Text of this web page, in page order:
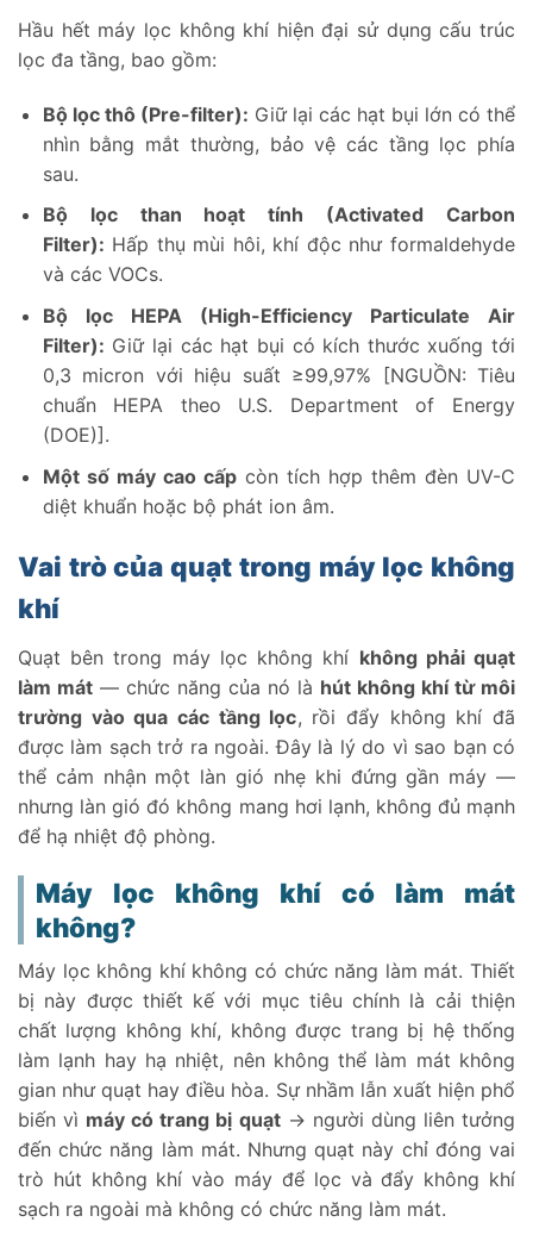
Hầu hết máy lọc không khí hiện đại sử dụng cấu trúc
lọc đa tầng, bao gồm:
Bộ lọc thô (Pre-filter): Giữ lại các hạt bụi lớn có thể
nhìn bằng mắt thường, bảo vệ các tầng lọc phía
sau.
Bộ lọc than hoạt tính (Activated Carbon
Filter): Hấp thụ mùi hôi, khí độc như formaldehyde
và các VOCs.
Bộ lọc HEPA (High-Efficiency Particulate Air
Filter): Giữ lại các hạt bụi có kích thước xuống tới
0,3 micron với hiệu suất ≥99,97% [NGUỒN: Tiêu
chuẩn HEPA theo U.S. Department of Energy
(DOE)].
Một số máy cao cấpcòn tích hợp thêm đèn UV-C
diệt khuẩn hoặc bộ phát ion âm.
Vai trò của quạt trong máy lọc không
khí
Quạt bên trong máy lọc không khí không phải quạt
làm mát — chức năng của nó là hút không khí từ môi
trường vào qua các tầng lọc, rồi đẩy không khí đã
được làm sạch trở ra ngoài. Đây là lý do vì sao bạn có
thể cảm nhận một làn gió nhẹ khi đứng gần máy —
nhưng làn gió đó không mang hơi lạnh, không đủ mạnh
để hạ nhiệt độ phòng.
Máy lọc không khí có làm mát
không?
Máy lọc không khí không có chức năng làm mát. Thiết
bị này được thiết kế với mục tiêu chính là cải thiện
chất lượng không khí, không được trang bị hệ thống
làm lạnh hay hạ nhiệt, nên không thể làm mát không
gian như quạt hay điều hòa. Sự nhầm lẫn xuất hiện phổ
biến vì máy có trang bị quạt→ người dùng liên tưởng
đến chức năng làm mát. Nhưng quạt này chỉ đóng vai
trò hút không khí vào máy để lọc và đẩy không khí
sạch ra ngoài mà không có chức năng làm mát.